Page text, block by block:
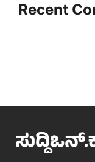
Recent